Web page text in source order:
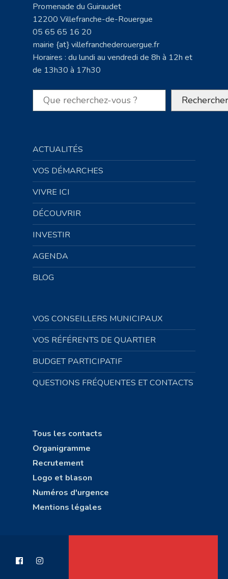
Promenade du Guiraudet
12200 Villefranche-de-Rouergue
05 65 65 16 20
mairie {at} villefranchederouergue.fr
Horaires : du lundi au vendredi de 8h à 12h et
de 13h30 à 17h30
Rechercher Rechercher
ACTUALITÉS
VOS DÉMARCHES
VIVRE ICI
DÉCOUVRIR
INVESTIR
AGENDA
BLOG
VOS CONSEILLERS MUNICIPAUX
VOS RÉFÉRENTS DE QUARTIER
BUDGET PARTICIPATIF
QUESTIONS FRÉQUENTES ET CONTACTS
Tous les contacts
Organigramme
Recrutement
Logo et blason
Numéros d'urgence
Mentions légales